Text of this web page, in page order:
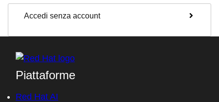
Accedi senza account
Piattaforme
Red Hat AI